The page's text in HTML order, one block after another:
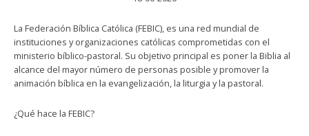
La Federación Bíblica Católica (FEBIC), es una red mundial de
instituciones y organizaciones católicas comprometidas con el
ministerio bíblico-pastoral. Su objetivo principal es poner la Biblia al
alcance del mayor número de personas posible y promover la
animación bíblica en la evangelización, la liturgia y la pastoral.
¿Qué hace la FEBIC?